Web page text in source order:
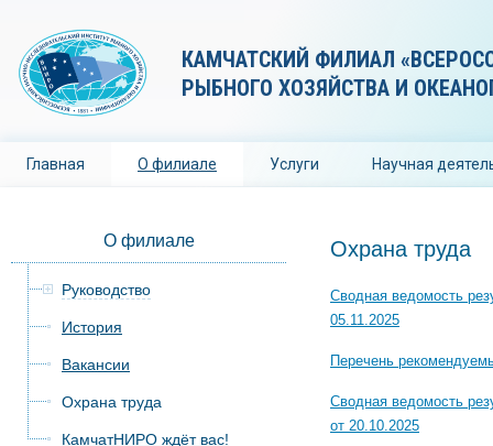
КАМЧАТСКИЙ ФИЛИАЛ
РЫБНОГО ХОЗЯЙСТВА И
Главная О филиале Услуги Научная
О филиале
Руководство
История
Вакансии
Охрана труда
КамчатНИРО ждёт вас!
Охрана труда
Сводная ведомость
05.11.2025
Перечень
Сводная ведомость
от 20.10.2025